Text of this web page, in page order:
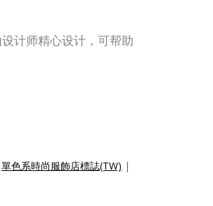
计师精心设计，可帮助
單色系時尚服飾店標誌(TW) |